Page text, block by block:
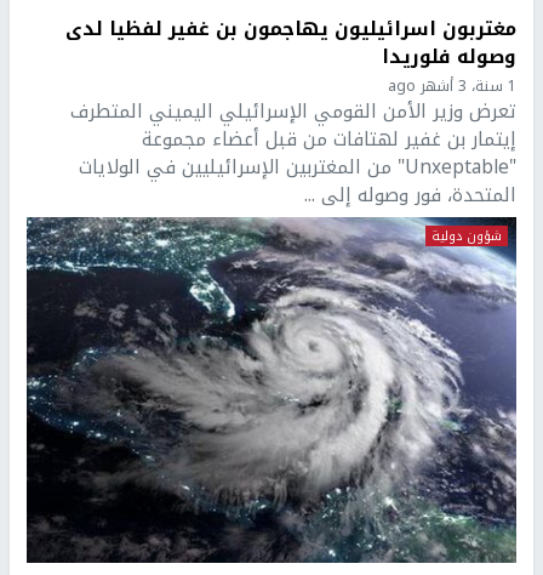
مغتربون اسرائيليون يهاجمون بن غفير لفظيا لدى
وصوله فلوريدا
1 سنة، 3 أشهر ago
تعرض وزير الأمن القومي الإسرائيلي اليميني المتطرف
إيتمار بن غفير لهتافات من قبل أعضاء مجموعة
"Unxeptable" من المغتربين الإسرائيليين في الولايات
المتحدة، فور وصوله إلى ...
شؤون دولية